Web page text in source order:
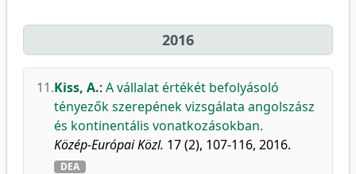
2016
11.Kiss, A.: A vállalat értékét befolyásoló
tényezők szerepének vizsgálata angolszász
és kontinentális vonatkozásokban.
Közép-Európai Közl. 17 (2), 107-116, 2016.
DEA